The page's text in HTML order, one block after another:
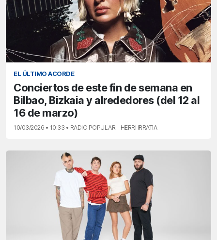
EL ÚLTIMO ACORDE
Conciertos de este fin de semana en
Bilbao, Bizkaia y alrededores (del 12 al
16 de marzo)
10/03/2026 • 10:33 • RADIO POPULAR - HERRI IRRATIA